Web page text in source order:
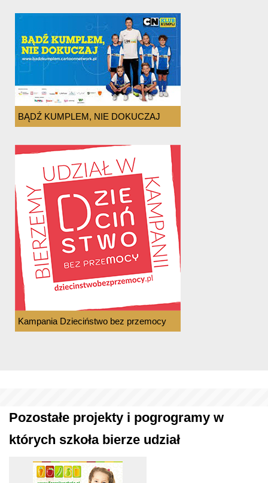
BĄDŹ KUMPLEM, NIE DOKUCZAJ
Kampania Dzieciństwo bez przemocy
Pozostałe projekty i pogrogramy w
których szkoła bierze udział